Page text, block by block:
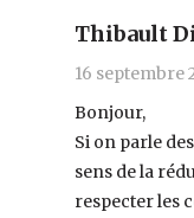
Thibault
16 septembre
Bonjour,
Si on parle
sens de la
respecter les